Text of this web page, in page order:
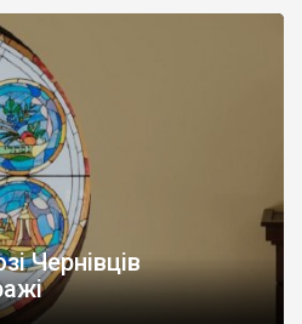
Чернівців